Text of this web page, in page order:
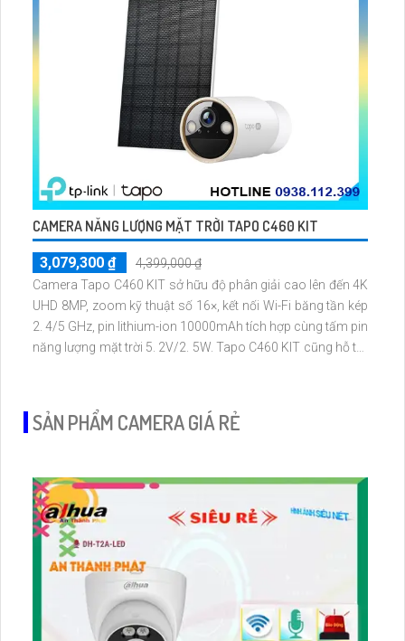
CAMERA NĂNG LƯỢNG MẶT TRỜI TAPO C460 KIT
3,079,300 ₫
4,399,000 ₫
Camera Tapo C460 KIT sở hữu độ phân giải cao lên đến 4K
UHD 8MP, zoom kỹ thuật số 16×, kết nối Wi-Fi băng tần kép
2. 4/5 GHz, pin lithium-ion 10000mAh tích hợp cùng tấm pin
năng lượng mặt trời 5. 2V/2. 5W. Tapo C460 KIT cũng hỗ trợ
SẢN PHẨM CAMERA GIÁ RẺ